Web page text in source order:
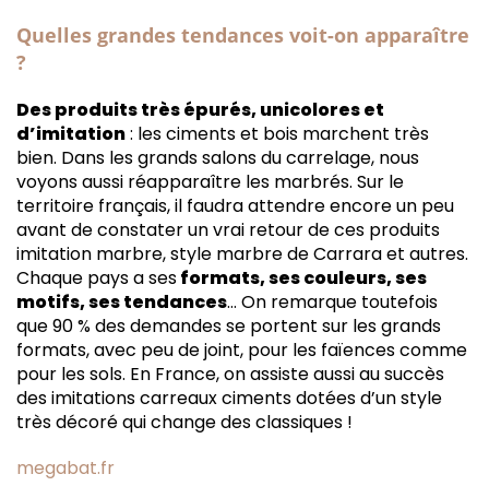
Quelles grandes tendances voit-on apparaître
?
Des produits très épurés, unicolores et
d’imitation: les ciments et bois marchent très
bien. Dans les grands salons du carrelage, nous
voyons aussi réapparaître les marbrés. Sur le
territoire français, il faudra attendre encore un peu
avant de constater un vrai retour de ces produits
imitation marbre, style marbre de Carrara et autres.
Chaque pays a sesformats, ses couleurs, ses
motifs, ses tendances… On remarque toutefois
que 90 % des demandes se portent sur les grands
formats, avec peu de joint, pour les faïences comme
pour les sols. En France, on assiste aussi au succès
des imitations carreaux ciments dotées d’un style
très décoré qui change des classiques !
megabat.fr